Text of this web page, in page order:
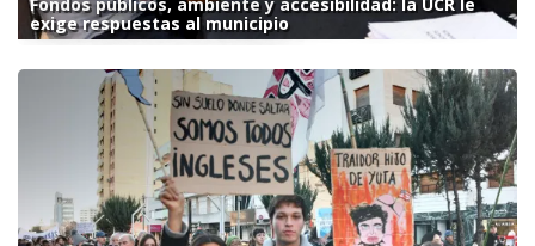
exige respuestas al municipio